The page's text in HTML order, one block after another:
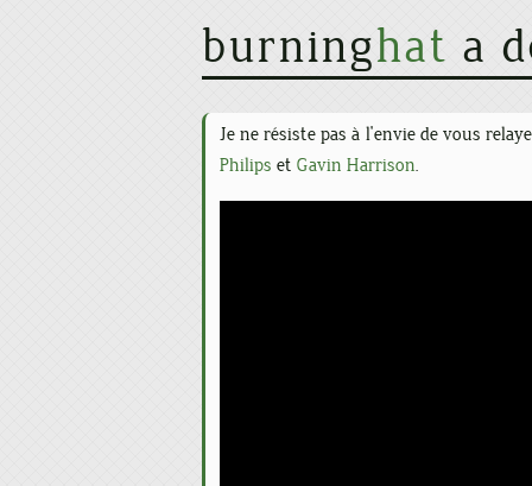
burninghat a
Je ne résiste pas à l'envie de vous
Philips et Gavin Harrison.